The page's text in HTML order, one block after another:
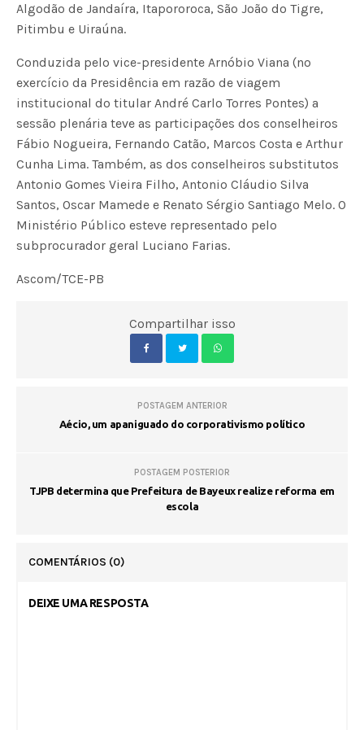
Algodão de Jandaíra, Itapororoca, São João do Tigre,
Pitimbu e Uiraúna.
Conduzida pelo vice-presidente Arnóbio Viana (no
exercício da Presidência em razão de viagem
institucional do titular André Carlo Torres Pontes) a
sessão plenária teve as participações dos conselheiros
Fábio Nogueira, Fernando Catão, Marcos Costa e Arthur
Cunha Lima. Também, as dos conselheiros substitutos
Antonio Gomes Vieira Filho, Antonio Cláudio Silva
Santos, Oscar Mamede e Renato Sérgio Santiago Melo. O
Ministério Público esteve representado pelo
subprocurador geral Luciano Farias.
Ascom/TCE-PB
Compartilhar isso
POSTAGEM ANTERIOR
Aécio, um apaniguado do corporativismo político
POSTAGEM POSTERIOR
TJPB determina que Prefeitura de Bayeux realize reforma em
escola
COMENTÁRIOS (0)
DEIXE UMA RESPOSTA